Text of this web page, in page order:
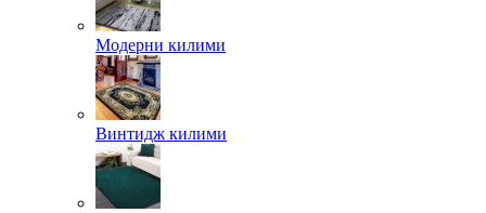
Модерни килими
Винтидж килими